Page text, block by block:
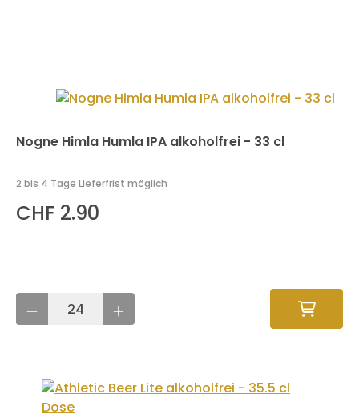
Nogne Himla Humla IPA alkoholfrei - 33 cl
2 bis 4 Tage Lieferfrist möglich
CHF 2.90